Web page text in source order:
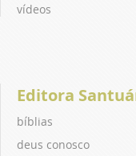
vídeos
Editora
bíblias
deus conosco